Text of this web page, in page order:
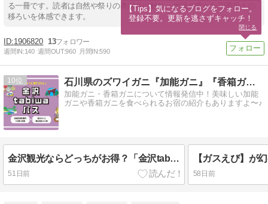
る一冊です。読者は自然や祭りの奥深さに触れ、地域の豊かな四季折々の
移ろいを体感できます。
1906820 13
週間IN:140 週間OUT:960 月間IN:590
10 石川県のズワイガニ『加能ガニ』『香箱ガニ』の情報マガジン
加能ガニ・香箱ガニについて情報発信中！美味しい加能
ガニや香箱ガニを食べられるお宿の紹介もありますよ〜♪
金沢観光ならどっちがお得？「金沢tabiwaパス」と「金沢市内1日フリー乗車券」
51日前 58日前
【Tips】気になるブログをフォロー。
登録不要。更新を逃さずキャッチ！
閉じる